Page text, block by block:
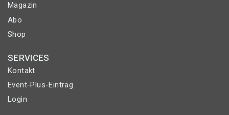
Magazin
Abo
Shop
SERVICES
Kontakt
Event-Plus-Eintrag
Login